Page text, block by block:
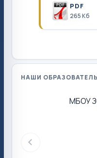
PDF
265 Кб
НАШИ
МБОУ